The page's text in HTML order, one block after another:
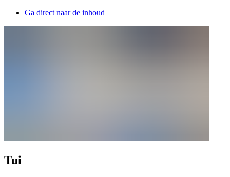
Ga direct naar de inhoud
Tui